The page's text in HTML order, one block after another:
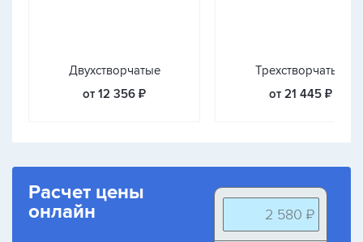
Двухстворчатые
от 12 356 ₽
Трехстворчатые
от 21 445 ₽
Расчет цены
онлайн
2 580 ₽